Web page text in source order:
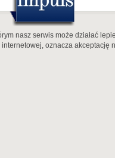
nasz serwis może działać
oznacza akceptację